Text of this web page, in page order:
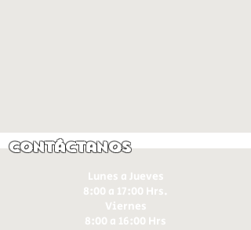
Contáctanos
Lunes a Jueves
8:00 a 17:00 Hrs.
Viernes
8:00 a 16:00 Hrs​